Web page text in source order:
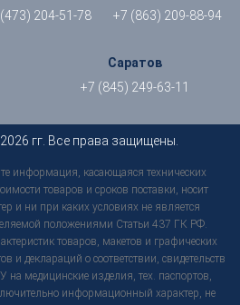
204-51-78
+7 (863) 209-88-94
Саратов
+7 (845) 249-63-11
гг. Все права защищены.
информация, касающаяся технических
товаров и сроков поставки, носит
и ни при каких условиях не является
положениями Статьи 437 ГК РФ.
товаров, макетов и графических
и деклараций о соответствии, свидетельств
медицинские изделия, тех. паспортов,
информационный характер, не